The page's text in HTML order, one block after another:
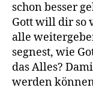
schon besser
Gott will dir so
alle
segnest, wie
das Alles?
werden